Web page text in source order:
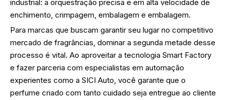
industrial: a orquestração precisa e em alta velocidade de
enchimento, crimpagem, embalagem e embalagem.
Para marcas que buscam garantir seu lugar no competitivo
mercado de fragrâncias, dominar a segunda metade desse
processo é vital. Ao aproveitar a tecnologia Smart Factory
e fazer parceria com especialistas em automação
experientes como a SICI Auto, você garante que o
perfume criado com tanto cuidado seja entregue ao cliente